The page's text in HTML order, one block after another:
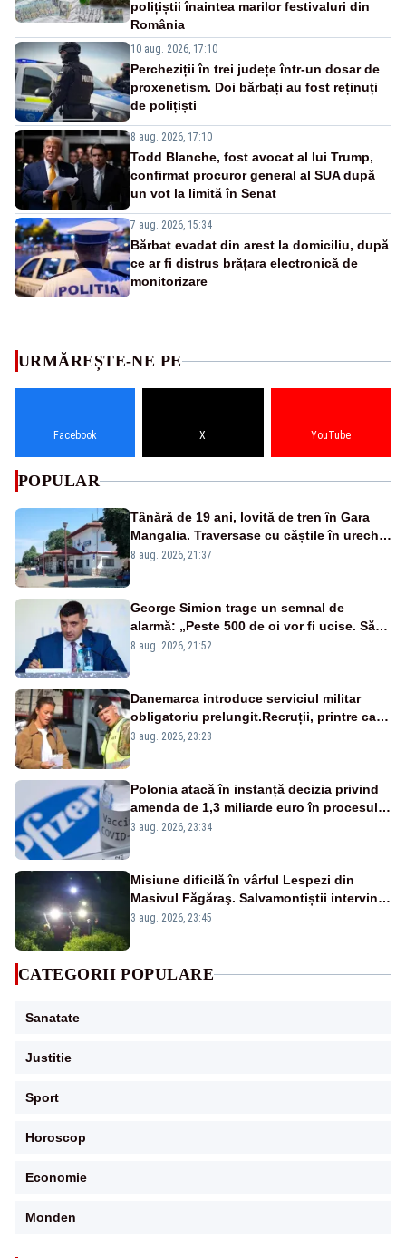
polițiștii înaintea marilor festivaluri din
România
10 aug. 2026, 17:10
Percheziții în trei județe într-un dosar de
proxenetism. Doi bărbați au fost reținuți
de polițiști
8 aug. 2026, 17:10
Todd Blanche, fost avocat al lui Trump,
confirmat procuror general al SUA după
un vot la limită în Senat
7 aug. 2026, 15:34
Bărbat evadat din arest la domiciliu, după
ce ar fi distrus brățara electronică de
monitorizare
URMĂREȘTE-NE PE
Facebook X YouTube
POPULAR
Tânără de 19 ani, lovită de tren în Gara
Mangalia. Traversase cu căștile în urechi
liniile printr-un loc nepermis
8 aug. 2026, 21:37
George Simion trage un semnal de
alarmă: „Peste 500 de oi vor fi ucise. Să
vedem dacă ciobanii vor fi despăgubiți”
8 aug. 2026, 21:52
Danemarca introduce serviciul militar
obligatoriu prelungit.Recruții, printre care
și prințesa Isabella, vor face 11 luni de
3 aug. 2026, 23:28
Polonia atacă în instanță decizia privind
amenda de 1,3 miliarde euro în procesul
cu Pfizer
3 aug. 2026, 23:34
Misiune dificilă în vârful Lespezi din
Masivul Făgăraş. Salvamontiștii intervin
pentru recuperarea a doi tineri
3 aug. 2026, 23:45
CATEGORII POPULARE
Sanatate
Justitie
Sport
Horoscop
Economie
Monden